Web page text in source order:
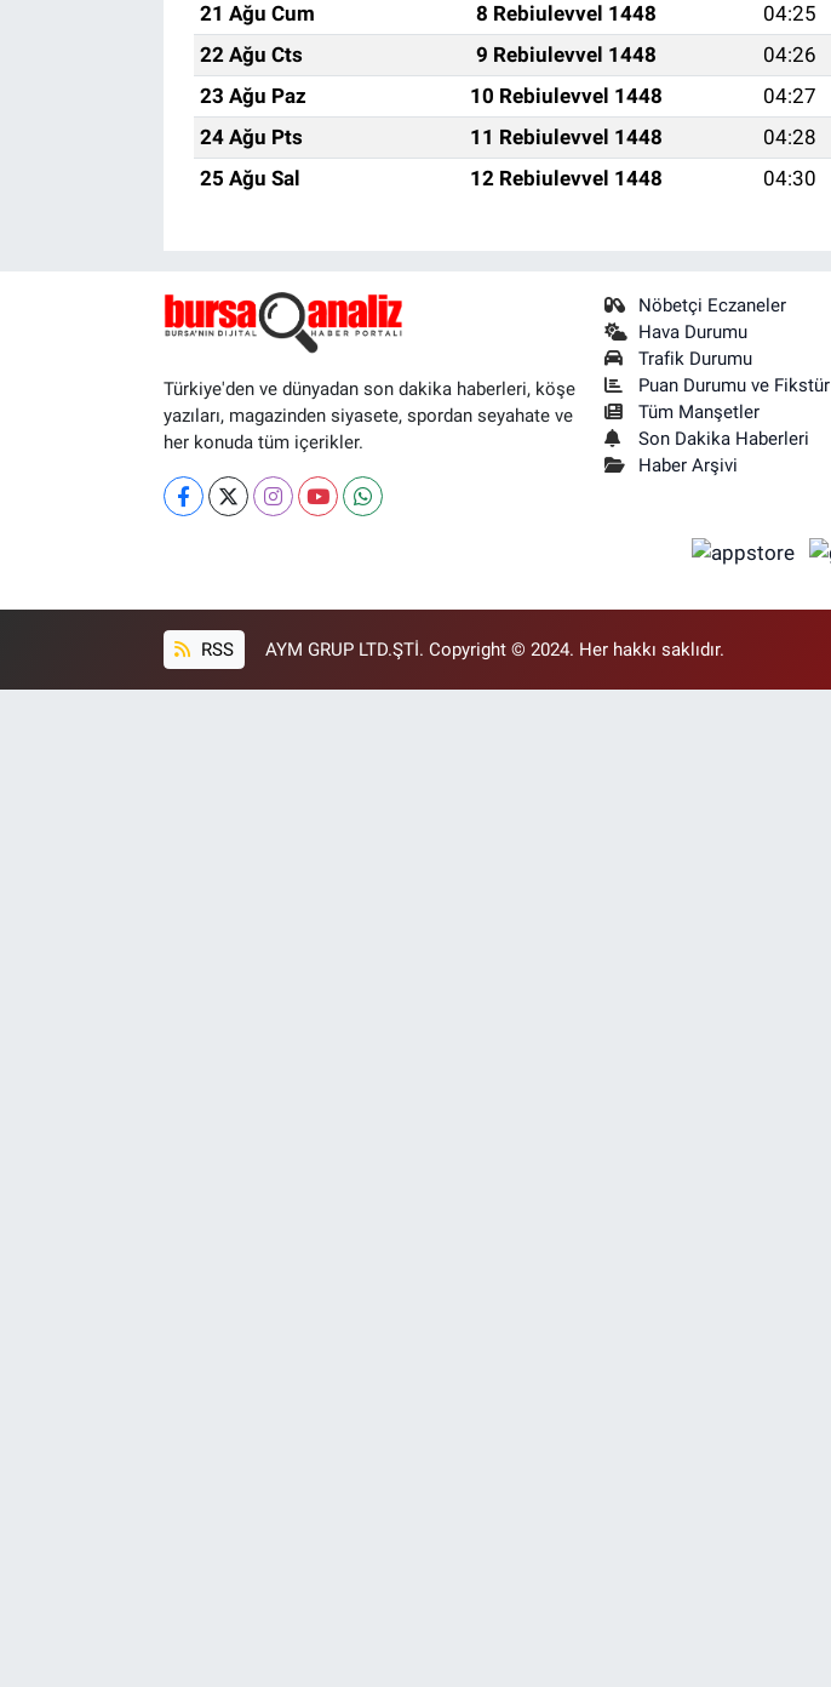
21 Ağu Cum
8 Rebiulevvel 1448 04:25
22 Ağu Cts
9 Rebiulevvel 1448 04:26
23 Ağu Paz
10 Rebiulevvel 1448 04:27
24 Ağu Pts
11 Rebiulevvel 1448 04:28
25 Ağu Sal
12 Rebiulevvel 1448 04:30
Türkiye'den ve dünyadan son dakika haberleri, köşe
yazıları, magazinden siyasete, spordan seyahate ve
her konuda tüm içerikler.
Nöbetçi Eczaneler
Hava Durumu
Trafik Durumu
Puan Durumu ve Fikstür
Tüm Manşetler
Son Dakika Haberleri
Haber Arşivi
RSS AYM GRUP LTD.ŞTİ. Copyright © 2024. Her hakkı saklıdır.